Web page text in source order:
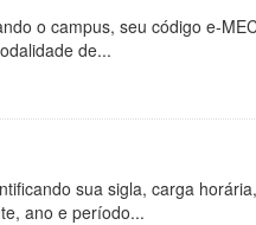
o campus, seu código e-
de...
sua sigla, carga
ano e período...